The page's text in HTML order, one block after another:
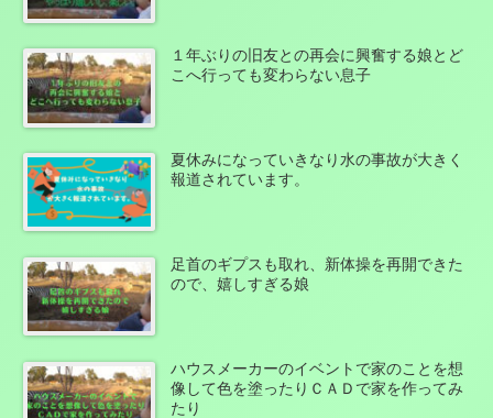
１年ぶりの旧友との再会に興奮する娘とど
こへ行っても変わらない息子
夏休みになっていきなり水の事故が大きく
報道されています。
足首のギプスも取れ、新体操を再開できた
ので、嬉しすぎる娘
ハウスメーカーのイベントで家のことを想
像して色を塗ったりＣＡＤで家を作ってみ
たり